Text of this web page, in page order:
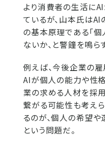
より消費者の生活に
ているが、山本氏はAI
の基本原理である「
ないか、と警鐘を鳴ら
例えば、今後企業の雇
AIが個人の能力や性
業の求める人材を採
繋がる可能性も考え
るのが、個人の希望
という問題だ。